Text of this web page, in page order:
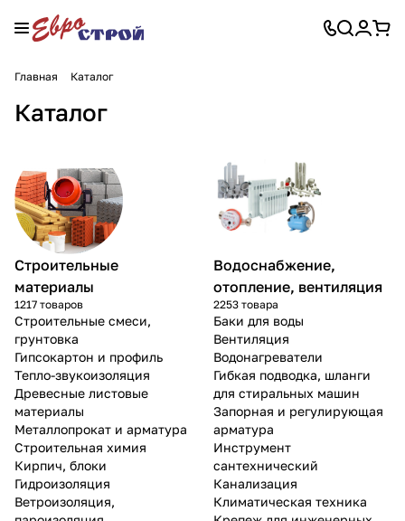
Главная Каталог
Каталог
Строительные
материалы
1217 товаров
Строительные смеси,
грунтовка
Гипсокартон и профиль
Тепло-звукоизоляция
Древесные листовые
материалы
Металлопрокат и арматура
Строительная химия
Кирпич, блоки
Гидроизоляция
Ветроизоляция,
Водоснабжение,
отопление, вентиляция
2253 товара
Баки для воды
Вентиляция
Водонагреватели
Гибкая подводка, шланги
для стиральных машин
Запорная и регулирующая
арматура
Инструмент
сантехнический
Канализация
Климатическая техника